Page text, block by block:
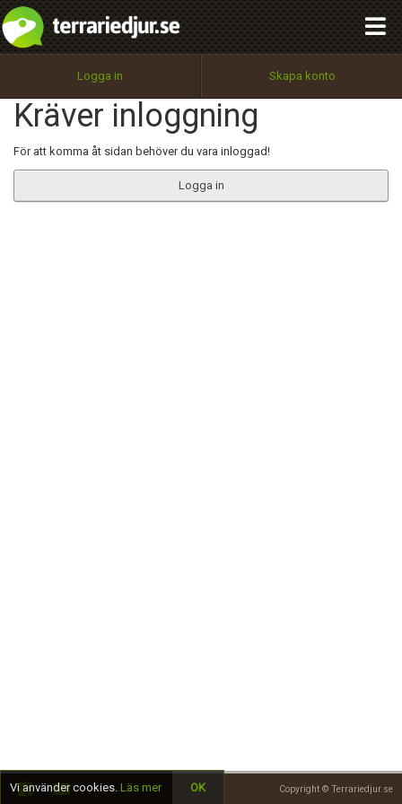
Logga in Skapa konto
Kräver inloggning
För att komma åt sidan behöver du vara inloggad!
Logga in
Copyright © Terrariedjur.se
Utför
100%
OK
integritetspolicy
Namn:
Epost:
Begär nytt lösenord
Tillbaka till förstasidan
Vi använder cookies. Läs mer OK